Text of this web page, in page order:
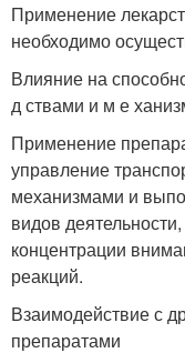
Применение
необходимо
Влияние на
д ствами и м е
Применение
управление
механизмами и
видов
концентрации
реакций.
Взаимодействие с
препаратами